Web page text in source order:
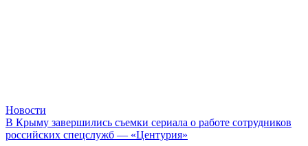
Новости
В Крыму завершились съемки сериала о работе сотрудников
российских спецслужб — «Центурия»